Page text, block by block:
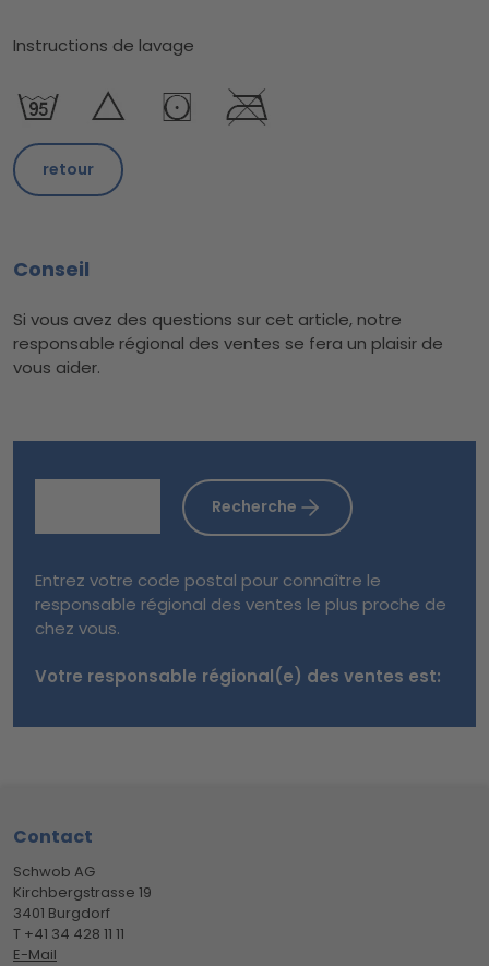
Instructions de lavage
retour
Conseil
Si vous avez des questions sur cet article, notre
responsable régional des ventes se fera un plaisir de
vous aider.
Recherche
Entrez votre code postal pour connaître le
responsable régional des ventes le plus proche de
chez vous.
Votre responsable régional(e) des ventes est:
Contact
Schwob AG
Kirchbergstrasse 19
3401 Burgdorf
T +41 34 428 11 11
E-Mail